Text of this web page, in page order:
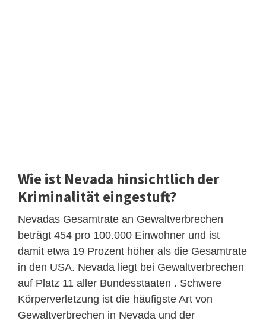
Wie ist Nevada hinsichtlich der
Kriminalität eingestuft?
Nevadas Gesamtrate an Gewaltverbrechen
beträgt 454 pro 100.000 Einwohner und ist
damit etwa 19 Prozent höher als die Gesamtrate
in den USA. Nevada liegt bei Gewaltverbrechen
auf Platz 11 aller Bundesstaaten . Schwere
Körperverletzung ist die häufigste Art von
Gewaltverbrechen in Nevada und der